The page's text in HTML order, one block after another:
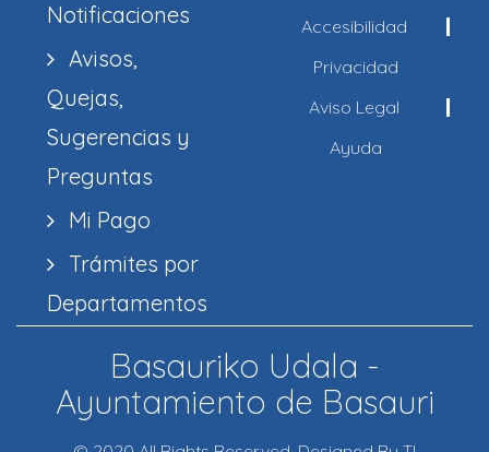
Notificaciones
Avisos,
Quejas,
Sugerencias y
Preguntas
Mi Pago
Trámites por
Departamentos
Accesibilidad
Privacidad
Aviso Legal
Ayuda
Basauriko Udala -
Ayuntamiento de Basauri